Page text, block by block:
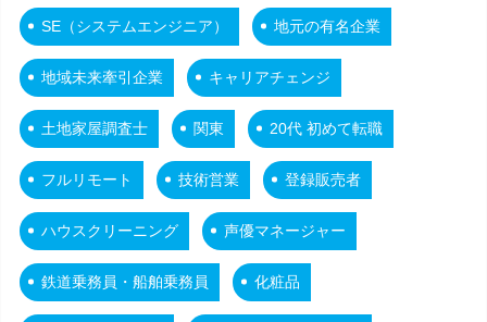
SE（システムエンジニア） 地元の有名企業
地域未来牽引企業 キャリアチェンジ
土地家屋調査士 関東 20代 初めて転職
フルリモート 技術営業 登録販売者
ハウスクリーニング 声優マネージャー
鉄道乗務員・船舶乗務員 化粧品